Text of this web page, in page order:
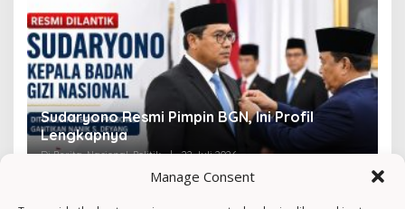
Manage Consent
Sudaryono Resmi Pimpin BGN, Ini Profil
Lengkapnya
Di Berita, Nasional, Politik | 22 Juli 2026 Di